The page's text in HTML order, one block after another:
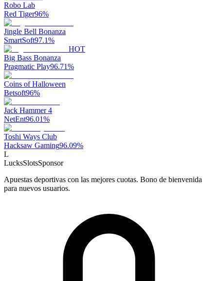
Robo Lab
Red Tiger96%
Jingle Bell Bonanza
SmartSoft97.1%
HOT
Big Bass Bonanza
Pragmatic Play96.71%
Coins of Halloween
Betsoft96%
Jack Hammer 4
NetEnt96.01%
Toshi Ways Club
Hacksaw Gaming96.09%
L
LucksSlotsSponsor
Apuestas deportivas con las mejores cuotas. Bono de bienvenida
para nuevos usuarios.